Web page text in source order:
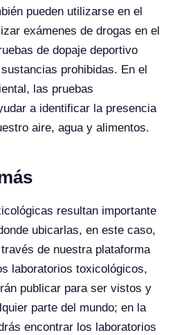
pueden utilizarse en el
exámenes de drogas en el
de dopaje deportivo
prohibidas. En el
las pruebas
a identificar la presencia
aire, agua y alimentos.
resultan importante
ubicarlas, en este caso,
de nuestra plataforma
laboratorios toxicológicos,
publicar para ser vistos y
parte del mundo; en la
encontrar los laboratorios